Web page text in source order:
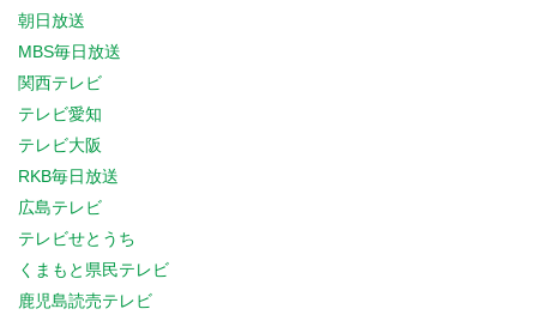
朝日放送
MBS毎日放送
関西テレビ
テレビ愛知
テレビ大阪
RKB毎日放送
広島テレビ
テレビせとうち
くまもと県民テレビ
鹿児島読売テレビ